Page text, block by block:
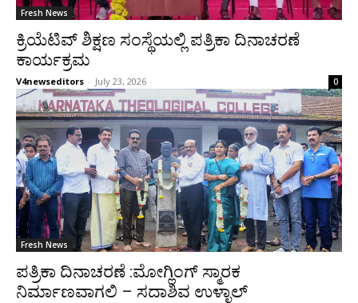
Fresh News
ಕ್ರಿಯೆಟಿವ್ ಶಿಕ್ಷಣ ಸಂಸ್ಥೆಯಲ್ಲಿ ಪತ್ರಿಕಾ ದಿನಾಚರಣೆ
ಕಾರ್ಯಕ್ರಮ
V4newseditors - July 23, 2026 0
Fresh News
ಪತ್ರಿಕಾ ದಿನಾಚರಣೆ :ಮೋಗ್ಲಿಂಗ್ ಸ್ಮಾರಕ
ನಿರ್ಮಾಣವಾಗಲಿ – ಸದಾಶಿವ ಉಳ್ಳಾಲ್